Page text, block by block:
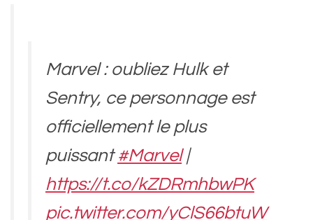
Marvel : oubliez Hulk et
Sentry, ce personnage est
officiellement le plus
puissant#Marvel|
https://t.co/kZDRmhbwPK
pic.twitter.com/yClS66btuW